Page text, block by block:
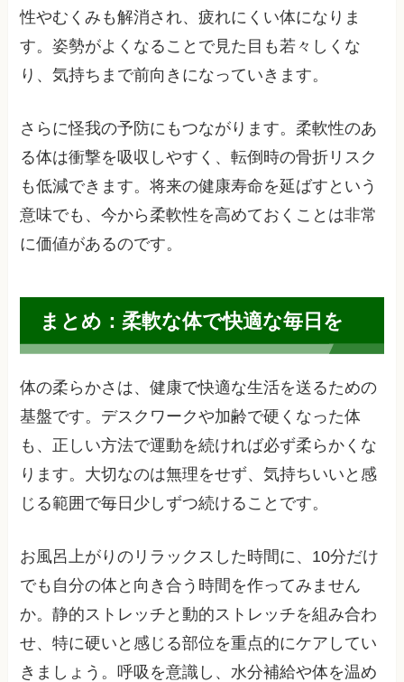
性やむくみも解消され、疲れにくい体になりま
す。姿勢がよくなることで見た目も若々しくな
り、気持ちまで前向きになっていきます。
さらに怪我の予防にもつながります。柔軟性のあ
る体は衝撃を吸収しやすく、転倒時の骨折リスク
も低減できます。将来の健康寿命を延ばすという
意味でも、今から柔軟性を高めておくことは非常
に価値があるのです。
まとめ：柔軟な体で快適な毎日を
体の柔らかさは、健康で快適な生活を送るための
基盤です。デスクワークや加齢で硬くなった体
も、正しい方法で運動を続ければ必ず柔らかくな
ります。大切なのは無理をせず、気持ちいいと感
じる範囲で毎日少しずつ続けることです。
お風呂上がりのリラックスした時間に、10分だけ
でも自分の体と向き合う時間を作ってみません
か。静的ストレッチと動的ストレッチを組み合わ
せ、特に硬いと感じる部位を重点的にケアしてい
きましょう。呼吸を意識し、水分補給や体を温め